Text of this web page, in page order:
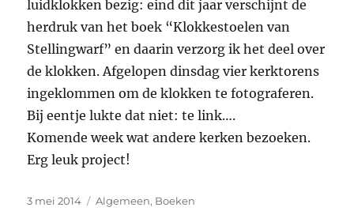
luidklokken bezig: eind dit jaar verschijnt de
herdruk van het boek “Klokkestoelen van
Stellingwarf” en daarin verzorg ik het deel over
de klokken. Afgelopen dinsdag vier kerktorens
ingeklommen om de klokken te fotograferen.
Bij eentje lukte dat niet: te link….
Komende week wat andere kerken bezoeken.
Erg leuk project!
Geplaatst
3 mei 2014 Categorieën
Algemeen, Boeken